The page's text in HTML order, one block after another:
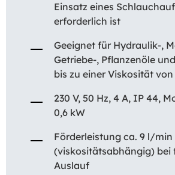
Einsatz eines
erforderlich ist
Geeignet für Hydraulik-,
Getriebe-, Pflanzenöle
bis zu einer Viskosität
230 V, 50 Hz, 4 A, IP 44,
0,6 kW
Förderleistung ca. 9 l/min
(viskositätsabhängig) bei
Auslauf